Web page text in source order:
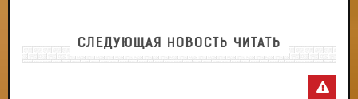
СЛЕДУЮЩАЯ НОВОСТЬ ЧИТАТЬ